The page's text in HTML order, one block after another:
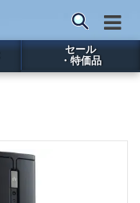
セール
・特価品